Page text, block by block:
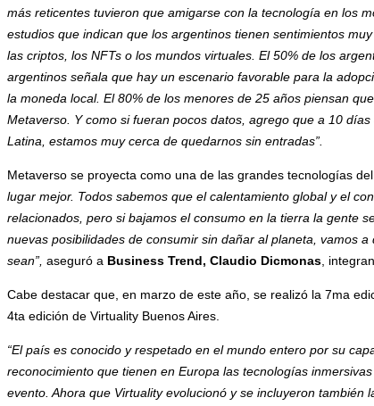
más reticentes tuvieron que amigarse con la tecnología en los
estudios que indican que los argentinos tienen sentimientos
las criptos, los NFTs o los mundos virtuales. El 50% de los
argentinos señala que hay un escenario favorable para la
la moneda local. El 80% de los menores de 25 años piensan
Metaverso. Y como si fueran pocos datos, agrego que a 10
Latina, estamos muy cerca de quedarnos sin entradas”.
Metaverso se proyecta como una de las grandes tecnologías
lugar mejor. Todos sabemos que el calentamiento global y el
relacionados, pero si bajamos el consumo en la tierra la gente
nuevas posibilidades de consumir sin dañar al planeta, vamos
sean”, aseguró a Business Trend, Claudio Dicmonas ,
Cabe destacar que, en marzo de este año, se realizó la 7ma
4ta edición de Virtuality Buenos Aires.
“El país es conocido y respetado en el mundo entero por su
reconocimiento que tienen en Europa las tecnologías
evento. Ahora que Virtuality evolucionó y se incluyeron también